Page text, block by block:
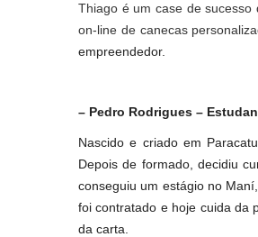
Thiago é um case de sucesso
on-line de canecas
empreendedor.
– Pedro Rodrigues –
Nascido e criado em
Depois de formado, decidiu
conseguiu um estágio no
foi contratado e hoje cuida da
da carta.